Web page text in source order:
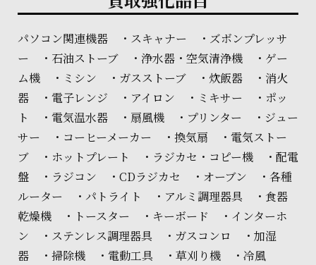
パソコン関連機器 ・スキャナー ・ズボンプレッサ
ー ・石油ストーブ ・浄水器・空気清浄機 ・ゲー
ム機 ・ミシン ・ガスストーブ ・炊飯器 ・消火
器 ・電子レンジ ・アイロン ・ミキサー ・ポッ
ト ・電気温水器 ・扇風機 ・プリンター ・ジュー
サー ・コーヒーメーカー ・換気扇 ・電気ストー
ブ ・ホットプレート ・ラジカセ・コピー機 ・配電
盤 ・ラジコン ・CDラジカセ ・オーブン ・各種
ルーター ・パトライト ・アルミ調理器具 ・食器
乾燥機 ・トースター ・キーボード ・インターホ
ン ・ステンレス調理器具 ・ガスコンロ ・加湿
器 ・掃除機 ・電動工具 ・草刈り機 ・冷風